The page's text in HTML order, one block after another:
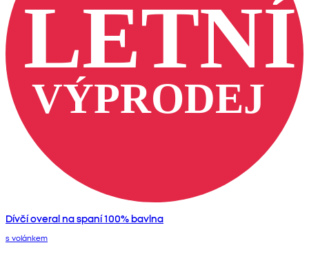
Dívčí overal na spaní 100% bavlna
s volánkem